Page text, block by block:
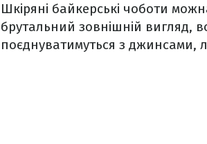
Шкіряні байкерські чоботи
брутальний зовнішній вигляд,
поєднуватимуться з джинсами,